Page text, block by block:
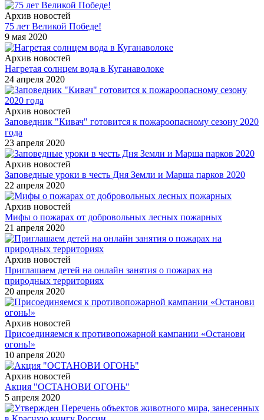
Архив новостей
75 лет Великой Победе!
9 мая 2020
Архив новостей
Нагретая солнцем вода в Куганаволоке
24 апреля 2020
Архив новостей
Заповедник "Кивач" готовится к пожароопасному сезону 2020
года
23 апреля 2020
Архив новостей
Заповедные уроки в честь Дня Земли и Марша парков 2020
22 апреля 2020
Архив новостей
Мифы о пожарах от добровольных лесных пожарных
21 апреля 2020
Архив новостей
Приглашаем детей на онлайн занятия о пожарах на
природных территориях
20 апреля 2020
Архив новостей
Присоединяемся к противопожарной кампании «Останови
огонь!»
10 апреля 2020
Архив новостей
Акция "ОСТАНОВИ ОГОНЬ"
5 апреля 2020